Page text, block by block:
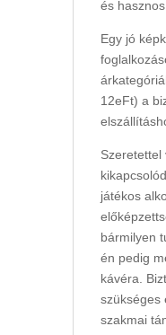
és
Egy jó
12eFt) a
Szeretettel
játékos
bármilyen
én pedig
kávéra.
szükséges
szakmai